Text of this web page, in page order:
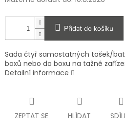
Přidat do košíku
Sada čtyř samostatných tašek/
boxů nebo do boxu na tažné zařízení
Detailní informace
ZEPTAT SE HLÍDAT